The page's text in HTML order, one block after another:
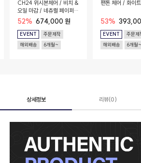
CH24 위시본체어 / 비치 &
오일 마감 / 네츄럴 페이퍼
코드 시트
52% 674,000 원
EVENT
주문제작
해외배송
6개월~
팬톤 체어 / 화이트
53%
EVENT
주문제
해외배송
6개월~
상세정보 리뷰(0)